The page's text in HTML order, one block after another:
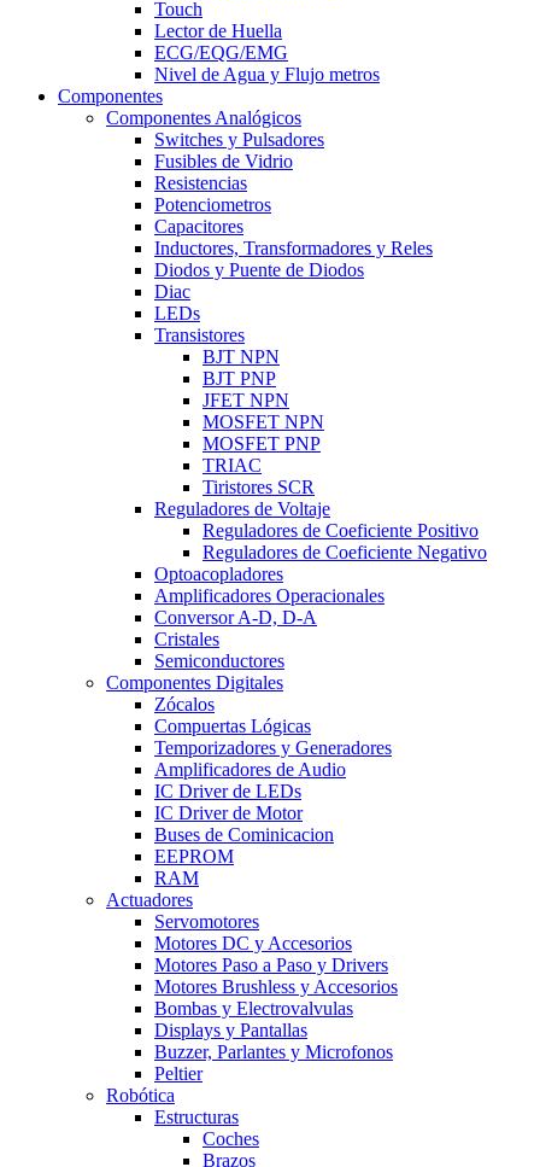
Touch
Lector de Huella
ECG/EQG/EMG
Nivel de Agua y Flujo metros
Componentes
Componentes Analógicos
Switches y Pulsadores
Fusibles de Vidrio
Resistencias
Potenciometros
Capacitores
Inductores, Transformadores y Reles
Diodos y Puente de Diodos
Diac
LEDs
Transistores
BJT NPN
BJT PNP
JFET NPN
MOSFET NPN
MOSFET PNP
TRIAC
Tiristores SCR
Reguladores de Voltaje
Reguladores de Coeficiente Positivo
Reguladores de Coeficiente Negativo
Optoacopladores
Amplificadores Operacionales
Conversor A-D, D-A
Cristales
Semiconductores
Componentes Digitales
Zócalos
Compuertas Lógicas
Temporizadores y Generadores
Amplificadores de Audio
IC Driver de LEDs
IC Driver de Motor
Buses de Cominicacion
EEPROM
RAM
Actuadores
Servomotores
Motores DC y Accesorios
Motores Paso a Paso y Drivers
Motores Brushless y Accesorios
Bombas y Electrovalvulas
Displays y Pantallas
Buzzer, Parlantes y Microfonos
Peltier
Robótica
Estructuras
Coches
Brazos